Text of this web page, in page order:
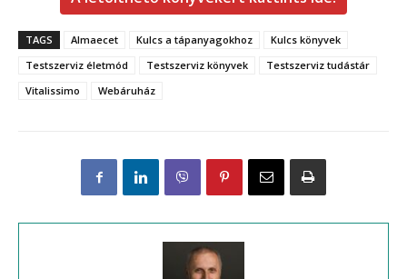
TAGS Almaecet Kulcs a tápanyagokhoz
Kulcs könyvek
Testszerviz életmód
Testszerviz könyvek
Testszerviz tudástár
Vitalissimo
Webáruház